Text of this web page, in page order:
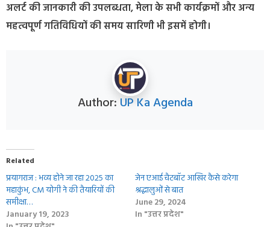
अलर्ट की जानकारी की उपलब्धता, मेला के सभी कार्यक्रमों और अन्य
महत्वपूर्ण गतिविधियों की समय सारिणी भी इसमें होगी।
Author: UP Ka Agenda
Related
प्रयागराज : भव्य होने जा रहा 2025 का
महाकुंभ, CM योगी ने की तैयारियों की
समीक्षा…
January 19, 2023
जेन एआई चैटबॉट आखिर कैसे करेगा
श्रद्धालुओं से बात
June 29, 2024
In "उत्तर प्रदेश"